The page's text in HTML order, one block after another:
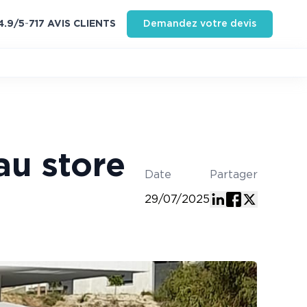
/5-717 AVIS CLIENTS Demandez votre devis
store Date
29/07/2025
Partager